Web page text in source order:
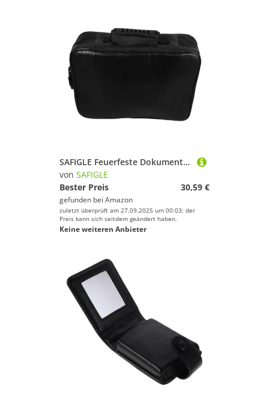
SAFIGLE Feuerfeste Dokumentenbox mit Schloss Tragbare Mehrschichtige Aufbewahrungstasche für Zertifikate Pässe und Wichtige Unterlagen Sicherer Großer Organizer für Zuhause und Unterwegs
von SAFIGLE
Bester Preis
30,59 €
gefunden bei Amazon
zuletzt überprüft am 27.09.2025 um 00:03; der
Preis kann sich seitdem geändert haben.
Keine weiteren Anbieter